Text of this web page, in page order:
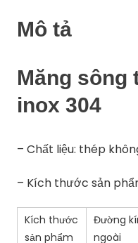
Mô tả
Măng sông
inox 304
– Chất liệu: thép
– Kích thước sản
Kích thước
sản phẩm
Đường
ngoài